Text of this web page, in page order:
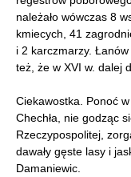
należało wówczas 8
kmiecych, 41
i 2 karczmarzy. Łanów
też, że w XVI w. dalej
Ciekawostka. Ponoć
Chechła, nie godząc
Rzeczypospolitej,
dawały gęste lasy i
Damaniewic.